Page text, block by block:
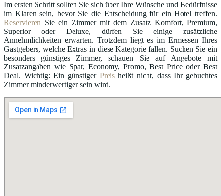
Im ersten Schritt sollten Sie sich über Ihre Wünsche und Bedürfnisse
im Klaren sein, bevor Sie die Entscheidung für ein Hotel treffen.
Reservieren Sie ein Zimmer mit dem Zusatz Komfort, Premium,
Superior oder Deluxe, dürfen Sie einige zusätzliche
Annehmlichkeiten erwarten. Trotzdem liegt es im Ermessen Ihres
Gastgebers, welche Extras in diese Kategorie fallen. Suchen Sie ein
besonders günstiges Zimmer, schauen Sie auf Angebote mit
Zusatzangaben wie Spar, Economy, Promo, Best Price oder Best
Deal. Wichtig: Ein günstiger Preisheißt nicht, dass Ihr gebuchtes
Zimmer minderwertiger sein wird.